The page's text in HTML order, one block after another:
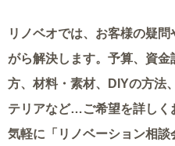
リノベオでは、お客様の疑
がら解決します。 予算、資金
方、材料・素材、DIYの方法、
テリアなど…ご希望を詳しく
気軽に「リノベーション相談